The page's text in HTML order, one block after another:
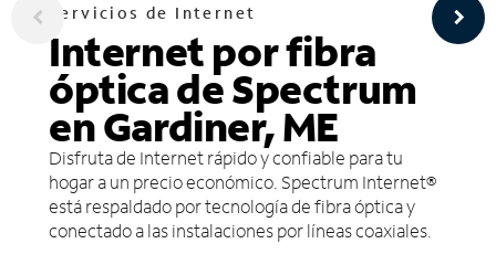
Servicios de Internet
Internet por fibra
óptica de Spectrum
en Gardiner, ME
Disfruta de Internet rápido y confiable para tu
hogar a un precio económico. Spectrum Internet®
está respaldado por tecnología de fibra óptica y
conectado a las instalaciones por líneas coaxiales.